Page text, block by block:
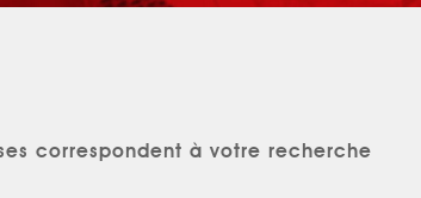
correspondent à votre recherche